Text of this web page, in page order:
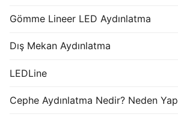
Gömme Lineer LED Aydınlatma
Dış Mekan Aydınlatma
LEDLine
Cephe Aydınlatma Nedir? Neden